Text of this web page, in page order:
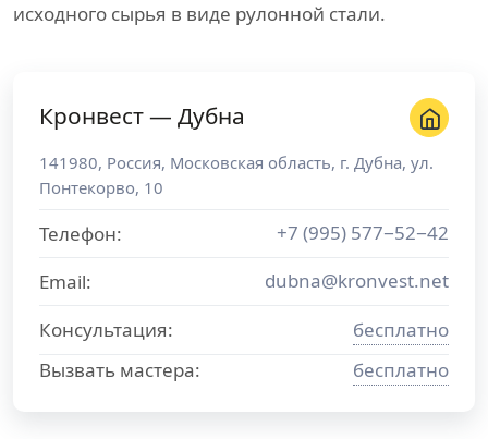
исходного сырья в виде рулонной стали.
Кронвест — Дубна
141980, Россия, Московская область, г. Дубна, ул.
Понтекорво, 10
Телефон:
+7 (995) 577−52−42
Email:
dubna@kronvest.net
Консультация:
бесплатно
Вызвать мастера:
бесплатно